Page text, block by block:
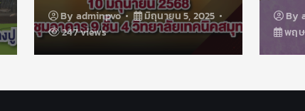
By adminpvo
มิถุนายน 5, 2025
247 views
By
พฤษ